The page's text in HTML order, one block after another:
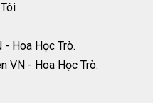
- Hoa Học Trò.
VN - Hoa Học Trò.